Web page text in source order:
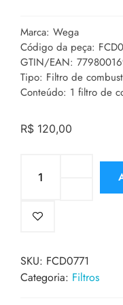
Marca: Wega
Código da peça:
GTIN/EAN:
Tipo: Filtro de
Conteúdo: 1 filtro de
R$ 120,00
SKU: FCD0771
Categoria: Filtros